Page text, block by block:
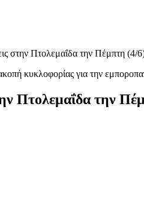
στην Πτολεμαΐδα την Πέμπτη (4/
Πτολεμαΐδα την